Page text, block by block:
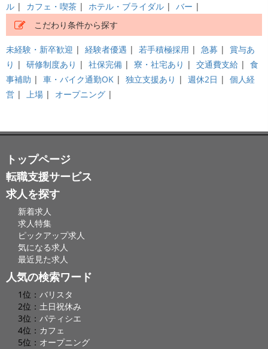
ル | カフェ・喫茶 | ホテル・ブライダル | バー |
こだわり条件から探す
未経験・新卒歓迎 | 経験者優遇 | 若手積極採用 | 急募 | 賞与あ
り | 研修制度あり | 社保完備 | 寮・社宅あり | 交通費支給 | 食
事補助 | 車・バイク通勤OK | 独立支援あり | 週休2日 | 個人経
営 | 上場 | オープニング |
トップページ
転職支援サービス
求人を探す
新着求人
求人特集
ピックアップ求人
気になる求人
最近見た求人
人気の検索ワード
1位： バリスタ
2位： 土日祝休み
3位： パティシエ
4位： カフェ
5位： オープニング